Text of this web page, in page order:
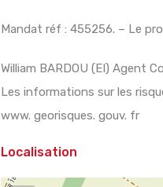
Mandat réf : 455256. – Le
William BARDOU (EI) Agent
Les informations sur les
www. georisques. gouv. fr
Localisation